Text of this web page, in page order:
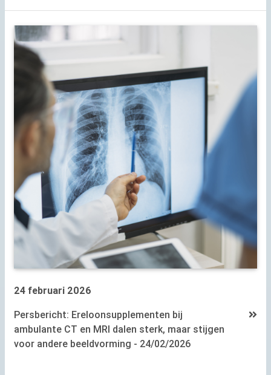
24 februari 2026
Persbericht: Ereloonsupplementen bij
ambulante CT en MRI dalen sterk, maar stijgen
voor andere beeldvorming - 24/02/2026